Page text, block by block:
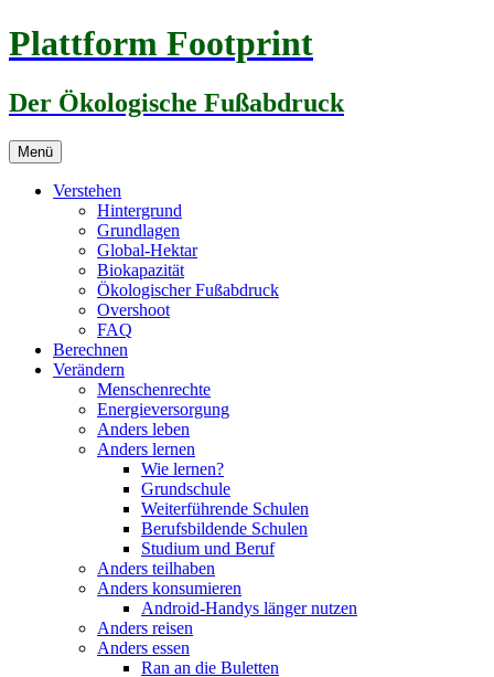
Zum
Inhalt
Plattform Footprint
Der Ökologische Fußabdruck
Menü
Verstehen
Hintergrund
Grundlagen
Global-Hektar
Biokapazität
Ökologischer Fußabdruck
Overshoot
FAQ
Berechnen
Verändern
Menschenrechte
Energieversorgung
Anders leben
Anders lernen
Wie lernen?
Grundschule
Weiterführende Schulen
Berufsbildende Schulen
Studium und Beruf
Anders teilhaben
Anders konsumieren
Android-Handys länger nutzen
Anders reisen
Anders essen
Ran an die Buletten